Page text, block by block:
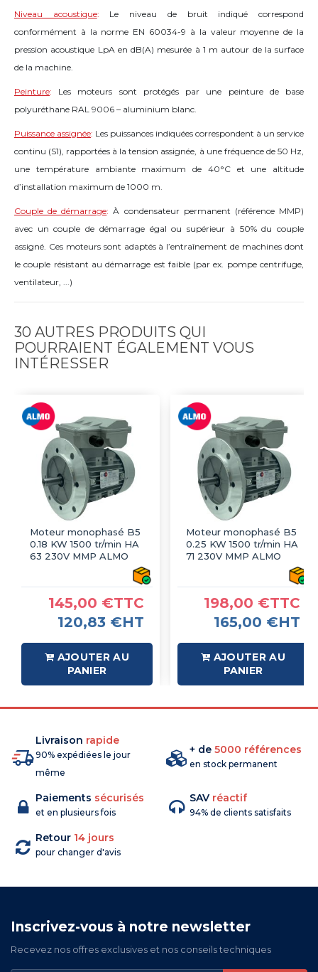
Niveau acoustique: Le niveau de bruit indiqué correspond
conformément à la norme EN 60034-9 à la valeur moyenne de la
pression acoustique LpA en dB(A) mesurée à 1 m autour de la surface
de la machine.
Peinture: Les moteurs sont protégés par une peinture de base
polyuréthane RAL 9006 – aluminium blanc.
Puissance assignée: Les puissances indiquées correspondent à un service
continu (S1), rapportées à la tension assignée, à une fréquence de 50 Hz,
une température ambiante maximum de 40°C et une altitude
d’installation maximum de 1000 m.
Couple de démarrage: À condensateur permanent (référence MMP)
avec un couple de démarrage égal ou supérieur à 50% du couple
assigné. Ces moteurs sont adaptés à l’entraînement de machines dont
le couple résistant au démarrage est faible (par ex. pompe centrifuge,
ventilateur, ...)
30 AUTRES PRODUITS QUI
POURRAIENT ÉGALEMENT VOUS
INTÉRESSER
Moteur monophasé B5
0.18 KW 1500 tr/min HA
63 230V MMP ALMO
145,00 €TTC
120,83 €HT
AJOUTER AU
PANIER
Moteur monophasé B5
0.25 KW 1500 tr/min HA
71 230V MMP ALMO
198,00 €TTC
165,00 €HT
AJOUTER AU
PANIER
Livraison rapide
90% expédiées le jour
même
+ de 5000 références
en stock permanent
Paiements sécurisés
et en plusieurs fois
SAV réactif
94% de clients satisfaits
Retour 14 jours
pour changer d'avis
Inscrivez-vous à notre newsletter
Recevez nos offres exclusives et nos conseils techniques